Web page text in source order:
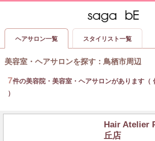
ヘアサロン一覧 スタイリスト一覧
美容室・ヘアサロンを探す： 鳥栖市周辺
7件の美容院・美容室・ヘアサロンがあります（
）
Hair Atelier
丘店